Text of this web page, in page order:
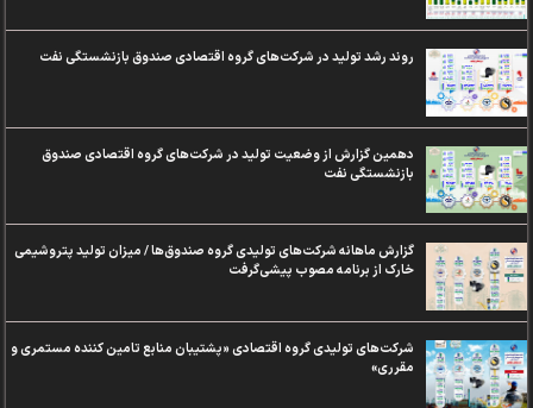
روند رشد تولید در شرکت‌های گروه اقتصادی صندوق بازنشستگی نفت
دهمین گزارش از وضعیت تولید در شرکت‌های گروه اقتصادی صندوق
بازنشستگی نفت
گزارش ماهانه شرکت‌های تولیدی گروه صندوق‌ها / میزان تولید پتروشیمی
خارک از برنامه مصوب پیشی‌گرفت
شرکت‌های تولیدی گروه اقتصادی «پشتیبان منابع تامین‌ کننده مستمری و
مقرری»